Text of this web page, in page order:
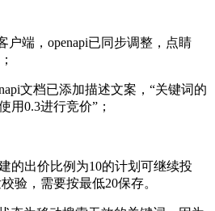
户端，openapi已同步调整，点睛
文档已添加描述文案，“关键词的
用0.3进行竞价”；
出价比例为10的计划可继续投
验，需要按最低20保存。